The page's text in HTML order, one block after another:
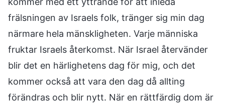
frälsningen av Israels folk, tränger sig min dag
närmare hela mänskligheten. Varje människa
fruktar Israels återkomst. När Israel återvänder
blir det en härlighetens dag för mig, och det
kommer också att vara den dag då allting
förändras och blir nytt. När en rättfärdig dom är